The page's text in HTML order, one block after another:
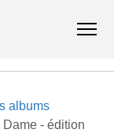
albums
- édition